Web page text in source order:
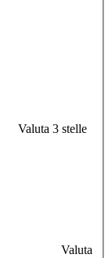
Valuta 3 stelle
Valuta